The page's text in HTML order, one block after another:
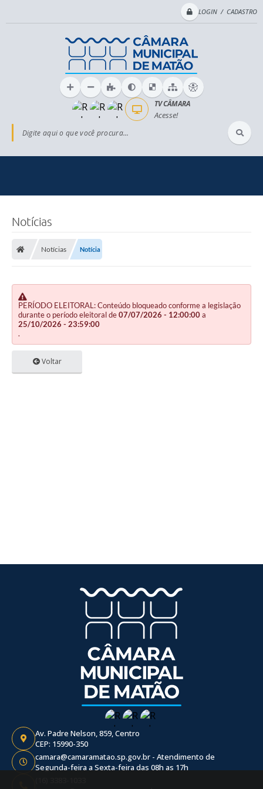
LOGIN / CADASTRO
Digite aqui o que você procura...
TV CÂMARA
Acesse!
Notícias
Notícias Notícia
PERÍODO ELEITORAL: Conteúdo bloqueado conforme a legislação
durante o período eleitoral de07/07/2026 - 12:00:00a
25/10/2026 - 23:59:00
.
Voltar
Av. Padre Nelson, 859, Centro
CEP: 15990-350
camara@camaramatao.sp.gov.br - Atendimento de
Segunda-feira a Sexta-feira das 08h as 17h